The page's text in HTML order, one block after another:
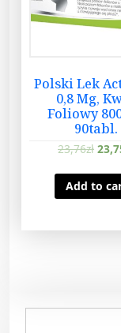
Polski Lek
0,8 Mg,
Foliowy
90tabl.
23,76zł
Add to